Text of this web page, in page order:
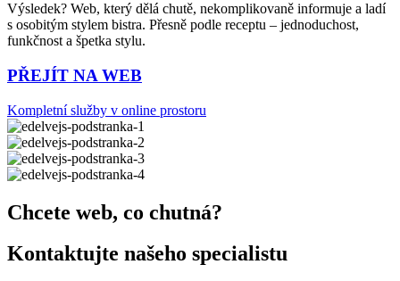
Výsledek? Web, který dělá chutě, nekomplikovaně informuje a ladí
s osobitým stylem bistra. Přesně podle receptu – jednoduchost,
funkčnost a špetka stylu.
PŘEJÍT NA WEB
Kompletní služby v online prostoru
Chcete web, co chutná?
Kontaktujte našeho specialistu